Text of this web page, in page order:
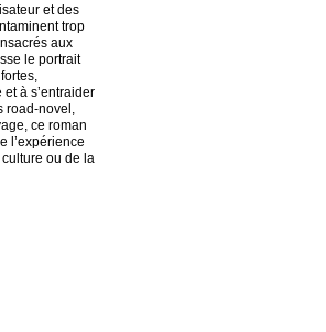
et des
trop
aux
le portrait
à s’entraider
road-novel,
ce roman
l’expérience
ou de la